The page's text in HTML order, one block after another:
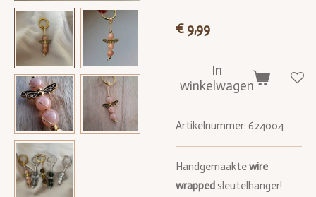
€ 9,99
In
winkelwagen
Artikelnummer: 624004
Handgemaaktewire
wrapped sleutelhanger!